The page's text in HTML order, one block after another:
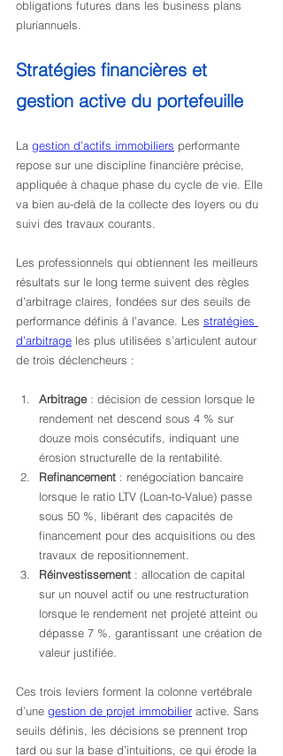
obligations futures dans les business plans
pluriannuels.
Stratégies financières et
gestion active du portefeuille
La gestion d’actifs immobiliers performante
repose sur une discipline financière précise,
appliquée à chaque phase du cycle de vie. Elle
va bien au-delà de la collecte des loyers ou du
suivi des travaux courants.
Les professionnels qui obtiennent les meilleurs
résultats sur le long terme suivent des règles
d’arbitrage claires, fondées sur des seuils de
performance définis à l’avance. Les stratégies
d’arbitrage les plus utilisées s’articulent autour
de trois déclencheurs :
Arbitrage : décision de cession lorsque le
rendement net descend sous 4 % sur
douze mois consécutifs, indiquant une
érosion structurelle de la rentabilité.
Refinancement : renégociation bancaire
lorsque le ratio LTV (Loan-to-Value) passe
sous 50 %, libérant des capacités de
financement pour des acquisitions ou des
travaux de repositionnement.
Réinvestissement : allocation de capital
sur un nouvel actif ou une restructuration
lorsque le rendement net projeté atteint ou
dépasse 7 %, garantissant une création de
valeur justifiée.
Ces trois leviers forment la colonne vertébrale
d’une gestion de projet immobilier active. Sans
seuils définis, les décisions se prennent trop
tard ou sur la base d’intuitions, ce qui érode la